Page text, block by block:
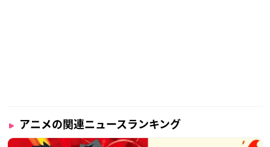
アニメの関連ニュースランキング